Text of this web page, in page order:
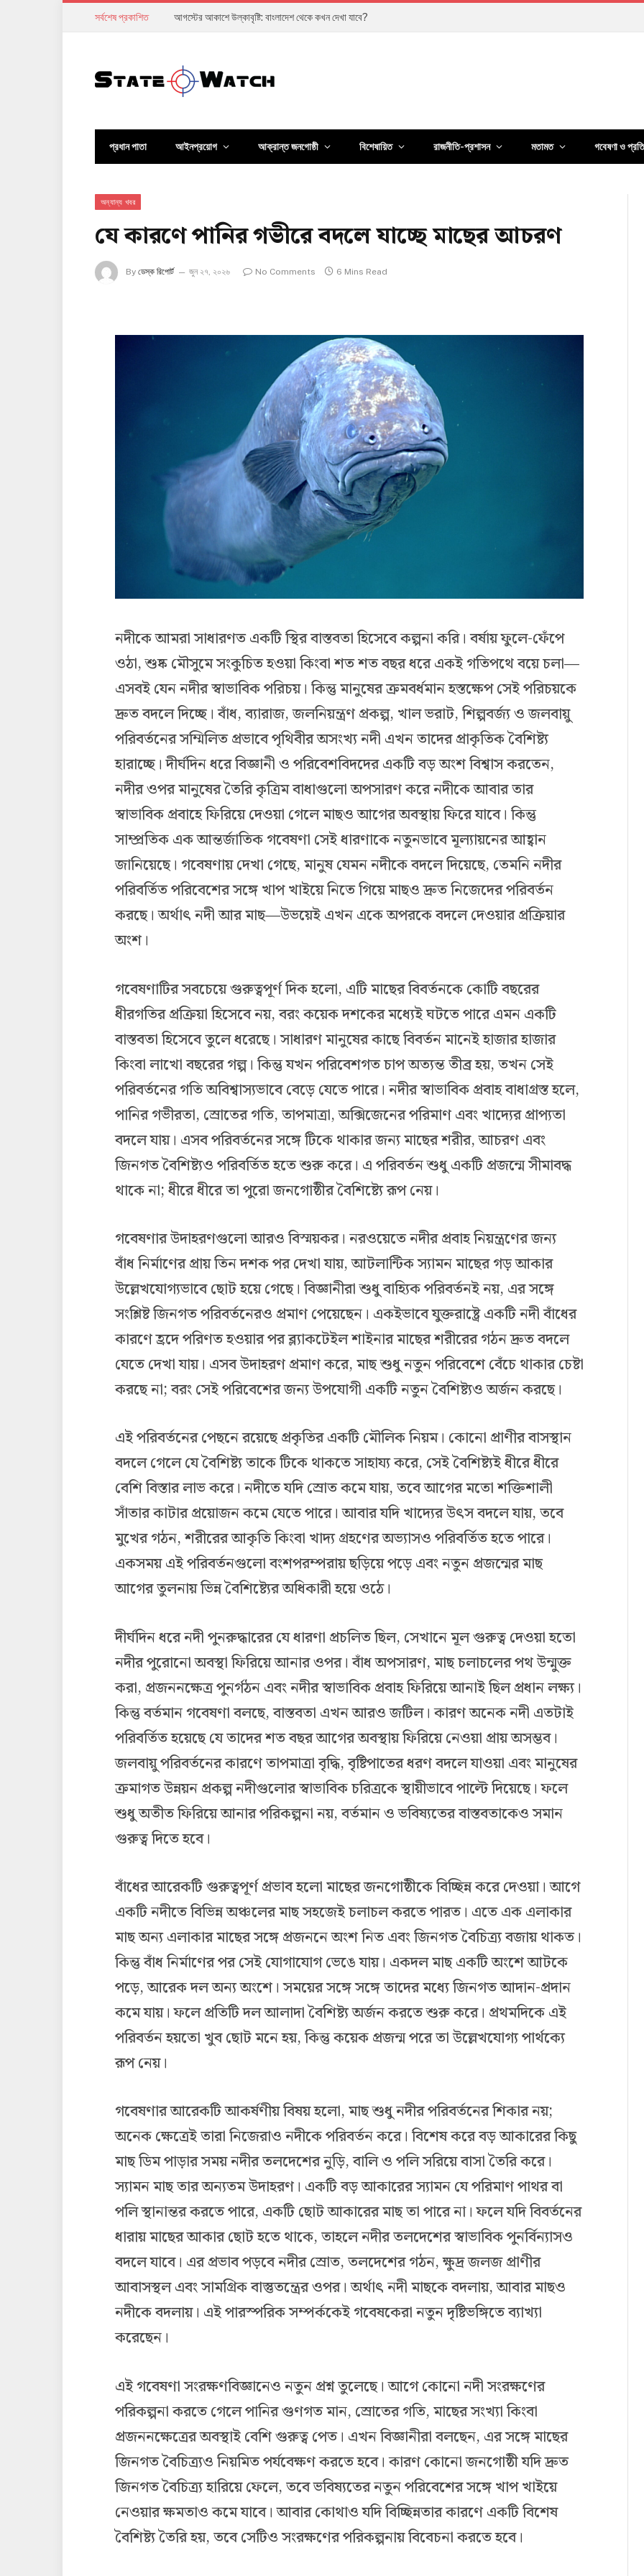
সর্বশেষ প্রকাশিত অর্থনীতি ঘুরে দাঁড়ানোর দাবি, কিন্তু সাধারণ মানুষের জীবন কতটা বদলেছে?
প্রধান পাতা আইনপ্রয়োগ আক্রান্ত জনগোষ্ঠী বিশেষায়িত রাজনীতি-প্রশাসন মতামত গবেষণা ও
অন্যান্য খবর
যে কারণে পানির গভীরে বদলে যাচ্ছে মাছের আচরণ
By ডেস্ক রিপোর্ট জুন ২৭, ২০২৬ No Comments 6 Mins Read
নদীকে আমরা সাধারণত একটি স্থির বাস্তবতা হিসেবে কল্পনা করি। বর্ষায় ফুলে-ফেঁপে
ওঠা, শুষ্ক মৌসুমে সংকুচিত হওয়া কিংবা শত শত বছর ধরে একই গতিপথে বয়ে চলা—
এসবই যেন নদীর স্বাভাবিক পরিচয়। কিন্তু মানুষের ক্রমবর্ধমান হস্তক্ষেপ সেই পরিচয়কে
দ্রুত বদলে দিচ্ছে। বাঁধ, ব্যারাজ, জলনিয়ন্ত্রণ প্রকল্প, খাল ভরাট, শিল্পবর্জ্য ও জলবায়ু
পরিবর্তনের সম্মিলিত প্রভাবে পৃথিবীর অসংখ্য নদী এখন তাদের প্রাকৃতিক বৈশিষ্ট্য
হারাচ্ছে। দীর্ঘদিন ধরে বিজ্ঞানী ও পরিবেশবিদদের একটি বড় অংশ বিশ্বাস করতেন,
নদীর ওপর মানুষের তৈরি কৃত্রিম বাধাগুলো অপসারণ করে নদীকে আবার তার
স্বাভাবিক প্রবাহে ফিরিয়ে দেওয়া গেলে মাছও আগের অবস্থায় ফিরে যাবে। কিন্তু
সাম্প্রতিক এক আন্তর্জাতিক গবেষণা সেই ধারণাকে নতুনভাবে মূল্যায়নের আহ্বান
জানিয়েছে। গবেষণায় দেখা গেছে, মানুষ যেমন নদীকে বদলে দিয়েছে, তেমনি নদীর
পরিবর্তিত পরিবেশের সঙ্গে খাপ খাইয়ে নিতে গিয়ে মাছও দ্রুত নিজেদের পরিবর্তন
করছে। অর্থাৎ নদী আর মাছ—উভয়েই এখন একে অপরকে বদলে দেওয়ার প্রক্রিয়ার
অংশ।
গবেষণাটির সবচেয়ে গুরুত্বপূর্ণ দিক হলো, এটি মাছের বিবর্তনকে কোটি বছরের
ধীরগতির প্রক্রিয়া হিসেবে নয়, বরং কয়েক দশকের মধ্যেই ঘটতে পারে এমন একটি
বাস্তবতা হিসেবে তুলে ধরেছে। সাধারণ মানুষের কাছে বিবর্তন মানেই হাজার হাজার
কিংবা লাখো বছরের গল্প। কিন্তু যখন পরিবেশগত চাপ অত্যন্ত তীব্র হয়, তখন সেই
পরিবর্তনের গতি অবিশ্বাস্যভাবে বেড়ে যেতে পারে। নদীর স্বাভাবিক প্রবাহ বাধাগ্রস্ত হলে,
পানির গভীরতা, স্রোতের গতি, তাপমাত্রা, অক্সিজেনের পরিমাণ এবং খাদ্যের প্রাপ্যতা
বদলে যায়। এসব পরিবর্তনের সঙ্গে টিকে থাকার জন্য মাছের শরীর, আচরণ এবং
জিনগত বৈশিষ্ট্যও পরিবর্তিত হতে শুরু করে। এ পরিবর্তন শুধু একটি প্রজন্মে সীমাবদ্ধ
থাকে না; ধীরে ধীরে তা পুরো জনগোষ্ঠীর বৈশিষ্ট্যে রূপ নেয়।
গবেষণার উদাহরণগুলো আরও বিস্ময়কর। নরওয়েতে নদীর প্রবাহ নিয়ন্ত্রণের জন্য
বাঁধ নির্মাণের প্রায় তিন দশক পর দেখা যায়, আটলান্টিক স্যামন মাছের গড় আকার
উল্লেখযোগ্যভাবে ছোট হয়ে গেছে। বিজ্ঞানীরা শুধু বাহ্যিক পরিবর্তনই নয়, এর সঙ্গে
সংশ্লিষ্ট জিনগত পরিবর্তনেরও প্রমাণ পেয়েছেন। একইভাবে যুক্তরাষ্ট্রে একটি নদী বাঁধের
কারণে হ্রদে পরিণত হওয়ার পর ব্ল্যাকটেইল শাইনার মাছের শরীরের গঠন দ্রুত বদলে
যেতে দেখা যায়। এসব উদাহরণ প্রমাণ করে, মাছ শুধু নতুন পরিবেশে বেঁচে থাকার চেষ্টা
করছে না; বরং সেই পরিবেশের জন্য উপযোগী একটি নতুন বৈশিষ্ট্যও অর্জন করছে।
এই পরিবর্তনের পেছনে রয়েছে প্রকৃতির একটি মৌলিক নিয়ম। কোনো প্রাণীর বাসস্থান
বদলে গেলে যে বৈশিষ্ট্য তাকে টিকে থাকতে সাহায্য করে, সেই বৈশিষ্ট্যই ধীরে ধীরে
বেশি বিস্তার লাভ করে। নদীতে যদি স্রোত কমে যায়, তবে আগের মতো শক্তিশালী
সাঁতার কাটার প্রয়োজন কমে যেতে পারে। আবার যদি খাদ্যের উৎস বদলে যায়, তবে
মুখের গঠন, শরীরের আকৃতি কিংবা খাদ্য গ্রহণের অভ্যাসও পরিবর্তিত হতে পারে।
একসময় এই পরিবর্তনগুলো বংশপরম্পরায় ছড়িয়ে পড়ে এবং নতুন প্রজন্মের মাছ
আগের তুলনায় ভিন্ন বৈশিষ্ট্যের অধিকারী হয়ে ওঠে।
দীর্ঘদিন ধরে নদী পুনরুদ্ধারের যে ধারণা প্রচলিত ছিল, সেখানে মূল গুরুত্ব দেওয়া হতো
নদীর পুরোনো অবস্থা ফিরিয়ে আনার ওপর। বাঁধ অপসারণ, মাছ চলাচলের পথ উন্মুক্ত
করা, প্রজননক্ষেত্র পুনর্গঠন এবং নদীর স্বাভাবিক প্রবাহ ফিরিয়ে আনাই ছিল প্রধান লক্ষ্য।
কিন্তু বর্তমান গবেষণা বলছে, বাস্তবতা এখন আরও জটিল। কারণ অনেক নদী এতটাই
পরিবর্তিত হয়েছে যে তাদের শত বছর আগের অবস্থায় ফিরিয়ে নেওয়া প্রায় অসম্ভব।
জলবায়ু পরিবর্তনের কারণে তাপমাত্রা বৃদ্ধি, বৃষ্টিপাতের ধরণ বদলে যাওয়া এবং মানুষের
ক্রমাগত উন্নয়ন প্রকল্প নদীগুলোর স্বাভাবিক চরিত্রকে স্থায়ীভাবে পাল্টে দিয়েছে। ফলে
শুধু অতীত ফিরিয়ে আনার পরিকল্পনা নয়, বর্তমান ও ভবিষ্যতের বাস্তবতাকেও সমান
গুরুত্ব দিতে হবে।
বাঁধের আরেকটি গুরুত্বপূর্ণ প্রভাব হলো মাছের জনগোষ্ঠীকে বিচ্ছিন্ন করে দেওয়া। আগে
একটি নদীতে বিভিন্ন অঞ্চলের মাছ সহজেই চলাচল করতে পারত। এতে এক এলাকার
মাছ অন্য এলাকার মাছের সঙ্গে প্রজননে অংশ নিত এবং জিনগত বৈচিত্র্য বজায় থাকত।
কিন্তু বাঁধ নির্মাণের পর সেই যোগাযোগ ভেঙে যায়। একদল মাছ একটি অংশে আটকে
পড়ে, আরেক দল অন্য অংশে। সময়ের সঙ্গে সঙ্গে তাদের মধ্যে জিনগত আদান-প্রদান
কমে যায়। ফলে প্রতিটি দল আলাদা বৈশিষ্ট্য অর্জন করতে শুরু করে। প্রথমদিকে এই
পরিবর্তন হয়তো খুব ছোট মনে হয়, কিন্তু কয়েক প্রজন্ম পরে তা উল্লেখযোগ্য পার্থক্যে
রূপ নেয়।
গবেষণার আরেকটি আকর্ষণীয় বিষয় হলো, মাছ শুধু নদীর পরিবর্তনের শিকার নয়;
অনেক ক্ষেত্রেই তারা নিজেরাও নদীকে পরিবর্তন করে। বিশেষ করে বড় আকারের কিছু
মাছ ডিম পাড়ার সময় নদীর তলদেশের নুড়ি, বালি ও পলি সরিয়ে বাসা তৈরি করে।
স্যামন মাছ তার অন্যতম উদাহরণ। একটি বড় আকারের স্যামন যে পরিমাণ পাথর বা
পলি স্থানান্তর করতে পারে, একটি ছোট আকারের মাছ তা পারে না। ফলে যদি বিবর্তনের
ধারায় মাছের আকার ছোট হতে থাকে, তাহলে নদীর তলদেশের স্বাভাবিক পুনর্বিন্যাসও
বদলে যাবে। এর প্রভাব পড়বে নদীর স্রোত, তলদেশের গঠন, ক্ষুদ্র জলজ প্রাণীর
আবাসস্থল এবং সামগ্রিক বাস্তুতন্ত্রের ওপর। অর্থাৎ নদী মাছকে বদলায়, আবার মাছও
নদীকে বদলায়। এই পারস্পরিক সম্পর্ককেই গবেষকেরা নতুন দৃষ্টিভঙ্গিতে ব্যাখ্যা
করেছেন।
এই গবেষণা সংরক্ষণবিজ্ঞানেও নতুন প্রশ্ন তুলেছে। আগে কোনো নদী সংরক্ষণের
পরিকল্পনা করতে গেলে পানির গুণগত মান, স্রোতের গতি, মাছের সংখ্যা কিংবা
প্রজননক্ষেত্রের অবস্থাই বেশি গুরুত্ব পেত। এখন বিজ্ঞানীরা বলছেন, এর সঙ্গে মাছের
জিনগত বৈচিত্র্যও নিয়মিত পর্যবেক্ষণ করতে হবে। কারণ কোনো জনগোষ্ঠী যদি দ্রুত
জিনগত বৈচিত্র্য হারিয়ে ফেলে, তবে ভবিষ্যতের নতুন পরিবেশের সঙ্গে খাপ খাইয়ে
নেওয়ার ক্ষমতাও কমে যাবে। আবার কোথাও যদি বিচ্ছিন্নতার কারণে একটি বিশেষ
বৈশিষ্ট্য তৈরি হয়, তবে সেটিও সংরক্ষণের পরিকল্পনায় বিবেচনা করতে হবে।